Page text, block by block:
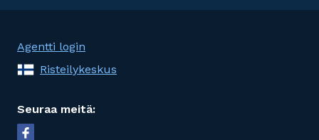
Agentti login
Risteilykeskus
Seuraa meitä: